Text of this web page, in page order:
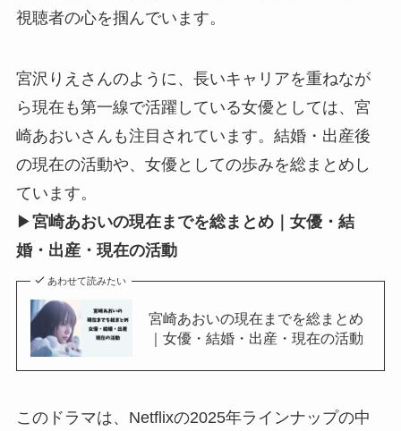
視聴者の心を掴んでいます。
宮沢りえさんのように、長いキャリアを重ねなが
ら現在も第一線で活躍している女優としては、宮
崎あおいさんも注目されています。結婚・出産後
の現在の活動や、女優としての歩みを総まとめし
ています。
▶宮崎あおいの現在までを総まとめ｜女優・結
婚・出産・現在の活動
あわせて読みたい
宮崎あおいの現在までを総まとめ
｜女優・結婚・出産・現在の活動
このドラマは、Netflixの2025年ラインナップの中